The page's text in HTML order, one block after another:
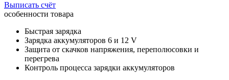
Выписать счёт
особенности товара
Быстрая зарядка
Зарядка аккумуляторов 6 и 12 V
Защита от скачков напряжения, переполюсовки и
перегрева
Контроль процесса зарядки аккумуляторов